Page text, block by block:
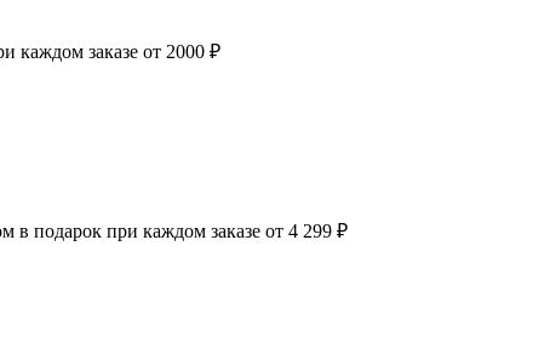
каждом заказе от 2000 ₽
в подарок при каждом заказе от 4 299 ₽